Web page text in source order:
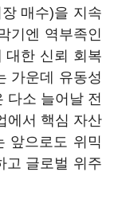
매수)을 지속
기엔 역부족인
대한 신뢰 회복
가운데 유동성
다소 늘어날 전
에서 핵심 자산
앞으로도 위믹
고 글로벌 위주